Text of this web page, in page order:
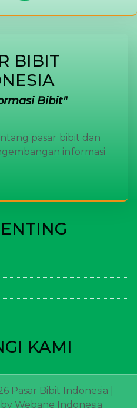
BIBIT
Bibit
pasar bibit dan
informasi
KAMI
Pasar Bibit Indonesia |
Webane Indonesia